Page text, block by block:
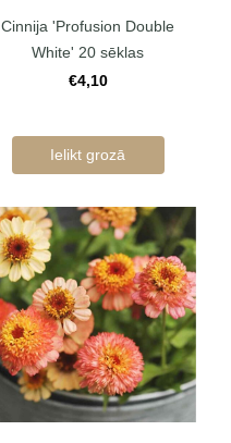
Cinnija 'Profusion Double
White' 20 sēklas
€4,10
Ielikt grozā